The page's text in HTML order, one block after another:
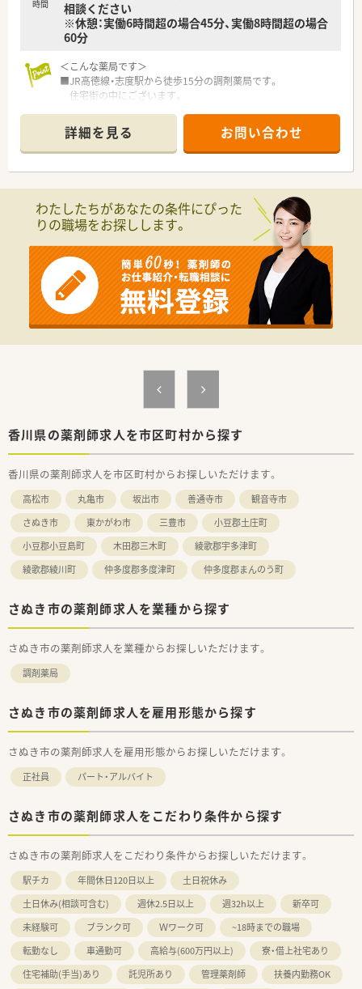
時間
相談ください
※休憩：実働6時間超の場合45分、実働8時間超の場合
60分
＜こんな薬局です＞
■JR高徳線・志度駅から徒歩15分の調剤薬局です。
住宅街の中にございます。
明るく清潔感のある店内で、投薬口は2つございます。
■待合には健康関連の雑誌等も置いており、
患者様の健康サポートを意識しています。
また、在宅も行っています。
■処方箋は1日40枚程度です。
＜研修制度＞
■入職後まずは数週間のローテーションで全店舗での研修がご
ざいます。
各店舗にて様々な手技が存在し、先輩薬剤師から現場で学ぶ事
が出来ます。
■その他にもマナー研修や、e-ラーニング・学会発表の補助もご
学びたい姿勢をしっかりフォローしてくれる環境です。
■薬剤師とその他職種の業務内容を明確にしており、
コンプライアンス意識の高い企業です。
■高松市を中心に店舗を展開されている為、店舗移動となった際
も通勤しやすい環境です。
■専門薬剤師や認定薬剤師取得後は各種手当が支給されます。
＜こんな方にもオススメ＞
■ライフスタイルに合わせてシフト相談したい方
■応援体制整った環境で働きたい方
等々…
少しでも気になった方はお問い合わせくださいませ
詳細を見る お問い合わせ
わたしたちがあなたの条件にぴった
りの職場をお探しします。
香川県の薬剤師求人を市区町村から探す
香川県の薬剤師求人を市区町村からお探しいただけます。
高松市 丸亀市 坂出市 善通寺市
観音寺市
さぬき市
東かがわ市 三豊市
小豆郡土庄町
小豆郡小豆島町
木田郡三木町
綾歌郡宇多津町
綾歌郡綾川町
仲多度郡多度津町 仲多度郡まんのう町
さぬき市の薬剤師求人を業種から探す
さぬき市の薬剤師求人を業種からお探しいただけます。
調剤薬局
さぬき市の薬剤師求人を雇用形態から探す
さぬき市の薬剤師求人を雇用形態からお探しいただけます。
正社員 パート・アルバイト
さぬき市の薬剤師求人をこだわり条件から探す
さぬき市の薬剤師求人をこだわり条件からお探しいただけます。
駅チカ 年間休日120日以上
土日祝休み
土日休み(相談可含む)
週休2.5日以上 週32h以上
新卒可
未経験可
ブランク可 Ｗワーク可
~18時までの職場
転勤なし
車通勤可 高給与(600万円以上)
寮・借上社宅あり
住宅補助(手当)あり
託児所あり 管理薬剤師
扶養内勤務OK